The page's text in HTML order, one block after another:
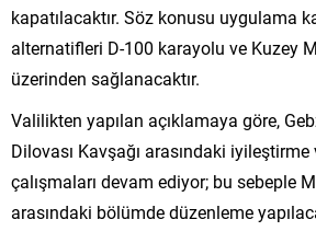
kapatılacaktır. Söz konusu uygulama
alternatifleri D-100 karayolu ve Kuzey
üzerinden sağlanacaktır.
Valilikten yapılan açıklamaya göre,
Dilovası Kavşağı arasındaki iyileştirme
çalışmaları devam ediyor; bu sebeple
arasındaki bölümde düzenleme